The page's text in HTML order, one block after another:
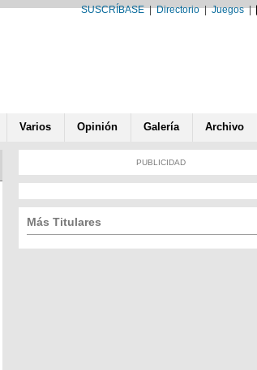
SUSCRÍBASE|Directorio|Juegos|
Varios Opinión Galería Archivo
PUBLICIDAD
Más Titulares